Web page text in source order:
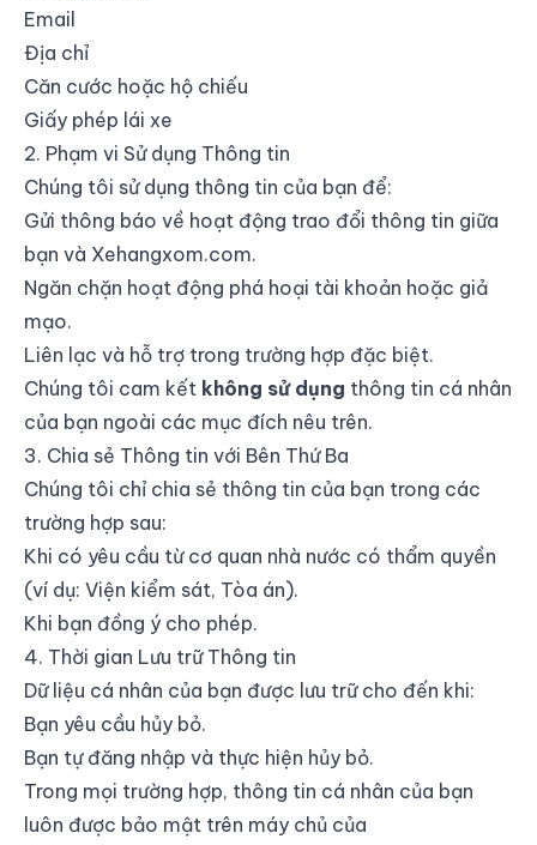
Email
Địa chỉ
Căn cước hoặc hộ chiếu
Giấy phép lái xe
2. Phạm vi Sử dụng Thông tin
Chúng tôi sử dụng thông tin của bạn để:
Gửi thông báo về hoạt động trao đổi thông tin giữa
bạn và Xehangxom.com.
Ngăn chặn hoạt động phá hoại tài khoản hoặc giả
mạo.
Liên lạc và hỗ trợ trong trường hợp đặc biệt.
Chúng tôi cam kết không sử dụng thông tin cá nhân
của bạn ngoài các mục đích nêu trên.
3. Chia sẻ Thông tin với Bên Thứ Ba
Chúng tôi chỉ chia sẻ thông tin của bạn trong các
trường hợp sau:
Khi có yêu cầu từ cơ quan nhà nước có thẩm quyền
(ví dụ: Viện kiểm sát, Tòa án).
Khi bạn đồng ý cho phép.
4. Thời gian Lưu trữ Thông tin
Dữ liệu cá nhân của bạn được lưu trữ cho đến khi:
Bạn yêu cầu hủy bỏ.
Bạn tự đăng nhập và thực hiện hủy bỏ.
Trong mọi trường hợp, thông tin cá nhân của bạn
luôn được bảo mật trên máy chủ của